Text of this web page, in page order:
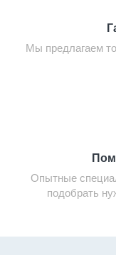
Мы предлагаем
Опытные
подобрать